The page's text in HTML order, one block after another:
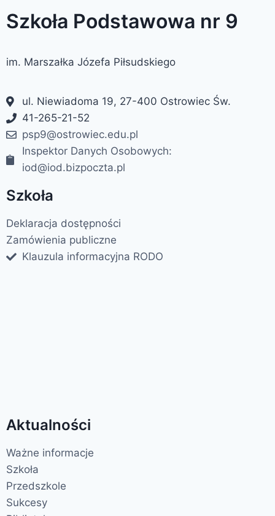
Szkoła Podstawowa nr 9
im. Marszałka Józefa Piłsudskiego
ul. Niewiadoma 19, 27-400 Ostrowiec Św.
41-265-21-52
psp9@ostrowiec.edu.pl
Inspektor Danych Osobowych:
iod@iod.bizpoczta.pl
Szkoła
Deklaracja dostępności
Zamówienia publiczne
Klauzula informacyjna RODO
Aktualności
Ważne informacje
Szkoła
Przedszkole
Sukcesy